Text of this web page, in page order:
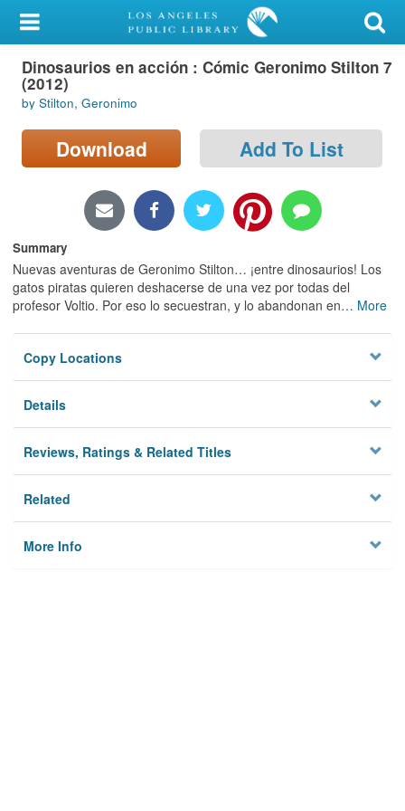
My Account
Library Card
Sign In
Search
Locations/Hours (external
Privacy
Dinosaurios en acción : Cómic Geronimo Stilton 7
(2012)
by Stilton, Geronimo
Download Add To List
Summary
Nuevas aventuras de Geronimo Stilton… ¡entre dinosaurios! Los
gatos piratas quieren deshacerse de una vez por todas del
profesor Voltio. Por eso lo secuestran, y lo abandonan en… More
Copy Locations
Details
Reviews, Ratings & Related Titles
Related
More Info